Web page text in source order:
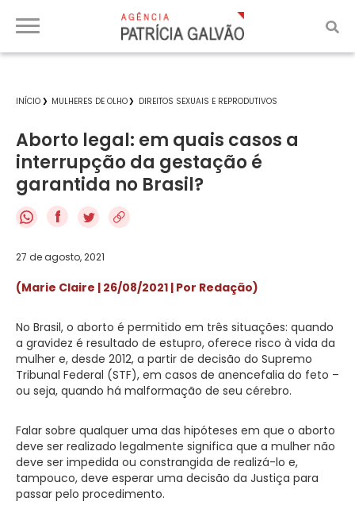
INÍCIO MULHERES DE OLHO DIREITOS SEXUAIS E REPRODUTIVOS
Aborto legal: em quais casos a
interrupção da gestação é
garantida no Brasil?
f
27 de agosto, 2021
(Marie Claire | 26/08/2021 | Por Redação)
No Brasil, o aborto é permitido em três situações: quando
a gravidez é resultado de estupro, oferece risco à vida da
mulher e, desde 2012, a partir de decisão do Supremo
Tribunal Federal (STF), em casos de anencefalia do feto –
ou seja, quando há malformação de seu cérebro.
Falar sobre qualquer uma das hipóteses em que o aborto
deve ser realizado legalmente significa que a mulher não
deve ser impedida ou constrangida de realizá-lo e,
tampouco, deve esperar uma decisão da Justiça para
passar pelo procedimento.